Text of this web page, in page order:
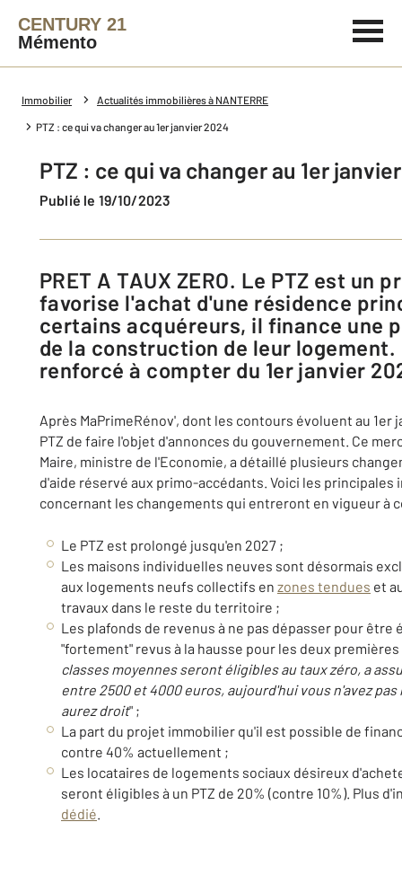
CENTURY 21
Mémento
Immobilier Actualités immobilières à NANTERRE
PTZ : ce qui va changer au 1er janvier 2024
PTZ : ce qui va changer au 1er
Publié le 19/10/2023
PRET A TAUX ZERO. Le PTZ est un prêt de l'État qui
favorise l'achat d'une résidence
certains acquéreurs, il finance une
de la construction de leur
renforcé à compter du 1er janvier
Après MaPrimeRénov', dont les contours évoluent au 1er
PTZ de faire l'objet d'annonces du gouvernement. Ce
Maire, ministre de l'Economie, a détaillé plusieurs
d'aide réservé aux primo-accédants. Voici les
concernant les changements qui entreront en vigueur à
Le PTZ est prolongé jusqu'en 2027 ;
Les maisons individuelles neuves sont désormais
aux logements neufs collectifs en zones tendues et
travaux dans le reste du territoire ;
Les plafonds de revenus à ne pas dépasser pour être
"fortement" revus à la hausse pour les deux
classes moyennes seront éligibles au taux zéro, a
entre 2500 et 4000 euros, aujourd'hui vous n'avez pas
aurez droit" ;
La part du projet immobilier qu'il est possible de
contre 40% actuellement ;
Les locataires de logements sociaux désireux
seront éligibles à un PTZ de 20% (contre 10%). Plus
dédié.